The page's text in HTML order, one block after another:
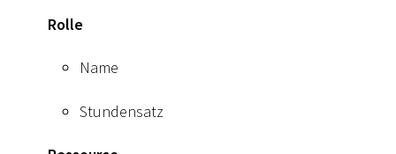
Rolle
Name
Stundensatz